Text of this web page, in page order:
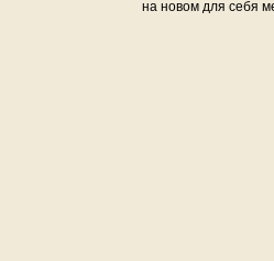
на новом для себя